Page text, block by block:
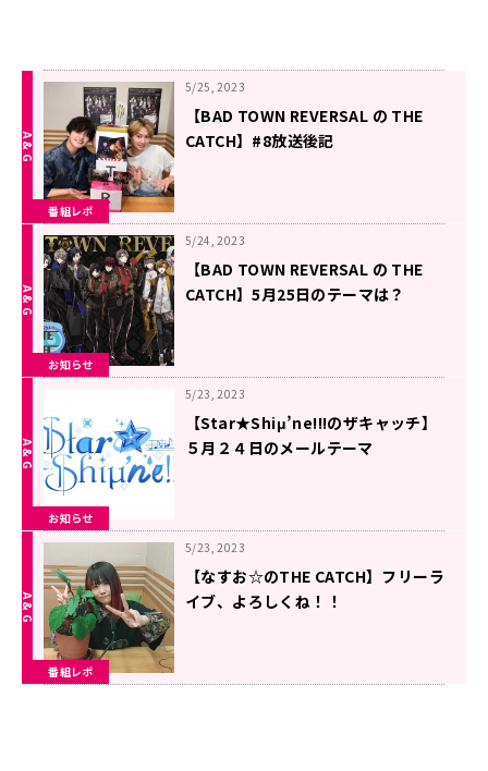
番組レポ
5/25, 2023
【BAD TOWN REVERSAL の THE
CATCH】#8放送後記
お知らせ
5/24, 2023
【BAD TOWN REVERSAL の THE
CATCH】5月25日のテーマは？
お知らせ
5/23, 2023
【Star★Shiμ’ne!!!のザキャッチ】
５月２４日のメールテーマ
番組レポ
5/23, 2023
【なすお☆のTHE CATCH】フリーラ
イブ、よろしくね！！